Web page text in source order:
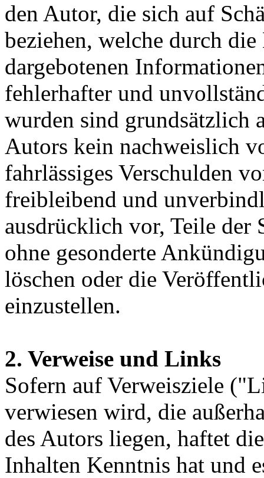
den Autor, die sich auf
beziehen, welche durch
dargebotenen
fehlerhafter und
wurden sind grundsätzlich
Autors kein nachweislich
fahrlässiges Verschulden
freibleibend und
ausdrücklich vor, Teile der
ohne gesonderte
löschen oder die
einzustellen.
2. Verweise und Links
Sofern auf Verweisziele
verwiesen wird, die
des Autors liegen, haftet
Inhalten Kenntnis hat und